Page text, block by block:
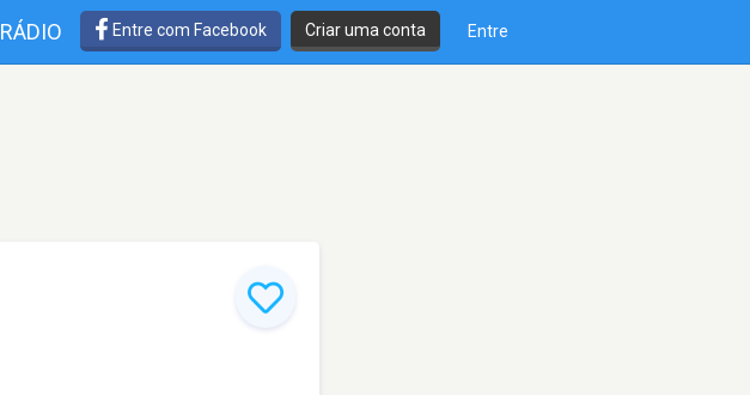
RÁDIO Entre com Facebook Criar uma conta Entre